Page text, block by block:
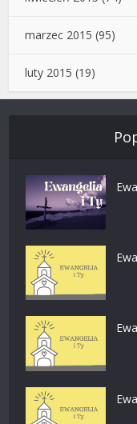
marzec 2015 (95)
luty 2015 (19)